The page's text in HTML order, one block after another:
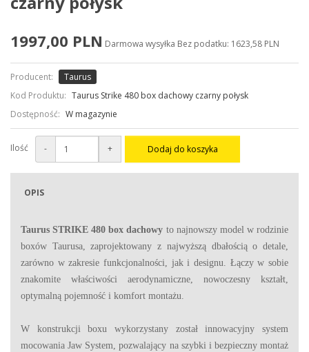
1997,00 PLN Darmowa wysyłka Bez podatku: 1623,58 PLN
Producent:
Taurus
Kod Produktu: Taurus Strike 480 box dachowy czarny połysk
Dostępność: W magazynie
Ilość - + Dodaj do koszyka
OPIS
Taurus STRIKE 480 box dachowy to najnowszy model w rodzinie
boxów Taurusa, zaprojektowany z najwyższą dbałością o detale,
zarówno w zakresie funkcjonalności, jak i designu. Łączy w sobie
znakomite właściwości aerodynamiczne, nowoczesny kształt,
optymalną pojemność i komfort montażu.
W konstrukcji boxu wykorzystany został innowacyjny system
mocowania Jaw System, pozwalający na szybki i bezpieczny montaż